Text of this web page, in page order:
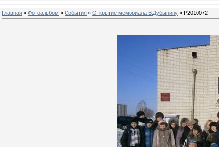
Главная » Фотоальбом » События » Открытие мемориала В.Дубынину » P2010072